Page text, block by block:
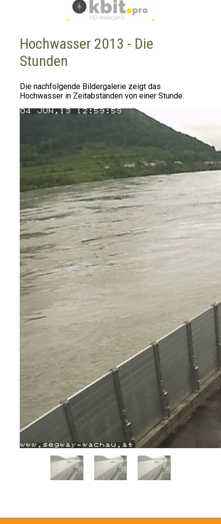
Hochwasser 2013 - Die
Stunden
Die nachfolgende Bildergalerie zeigt das
Hochwasser in Zeitabständen von einer Stunde.